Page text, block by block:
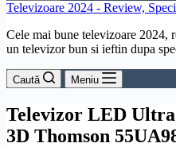
Televizoare 2024 - Review,
Cele mai bune televizoare 2024,
un televizor bun si ieftin dupa
Caută Meniu
Televizor LED
3D Thomson